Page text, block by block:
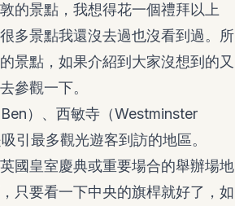
的景點，我想得花一個禮拜以上
多景點我還沒去過也沒看到過。所
景點，如果介紹到大家沒想到的又
參觀一下。
）、西敏寺（Westminster
引最多觀光遊客到訪的地區。
國皇室慶典或重要場合的舉辦場地
只要看一下中央的旗桿就好了，如